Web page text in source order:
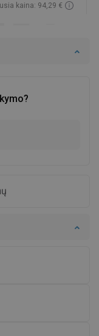
kaina: 94,29 €